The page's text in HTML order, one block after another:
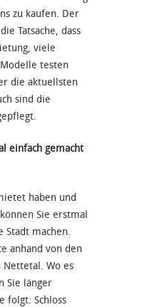
zu kaufen. Der
Tatsache, dass
viele
testen
die aktuellsten
sind die
einfach gemacht
haben und
Sie erstmal
Stadt machen.
anhand von den
Nettetal. Wo es
Sie länger
folgt: Schloss